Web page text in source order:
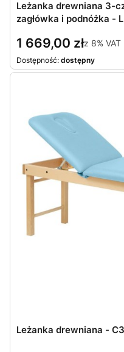
Leżanka drewniana 3-
zagłówka i podnóżka -
1 669,00 złz 8% VAT
Dostępność: dostępny
Leżanka drewniana -